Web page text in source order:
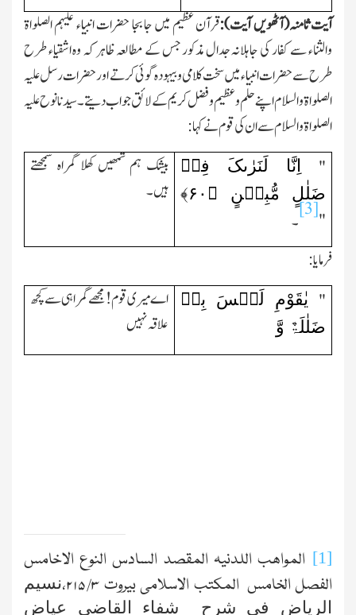
آیت ثامنہ(آٹھویں آیت):قرآن عظیم میں جا بجا حضرات انبیاء علیہم الصلواۃ
والثناء سے کفار کی جاہلانہ جدال مذکور جس کے مطالعہ ظاہر کہ وہ اشقیاء طرح
طرح سے حضرات انبیاء میں سخت کلامی و بیہودہ گوئی کرتے اور حضرات رسل علیہ
الصلواۃ و السلام اپنے حلم و عظیم و فضل کریم کے لائق جواب دیتے۔سیدنا نوح علیہ
الصلواۃ والسلام سے ان کی قوم نے کہا:
"
اِنَّا لَنَرٰىکَ فِیۡ
ضَلٰلٍ مُّبِیۡنٍ ﴿ ۶۰﴾
"
[3]۔
بیشك ہم تمھیں کھلا گمراہ سمجھتے
ہیں۔
فرمایا:
" یٰقَوْمِ لَیۡسَ بِیۡ
ضَلٰلَۃٌ وَّ
اے میری قوم !مجھے گمراہی سے کچھ
علاقہ نہیں
[1] المواھب اللدنیہ المقصد السادس النوع الاخامس
الفصل الخامس المکتب الاسلامی بیروت ۳/ ۲۱۵،
نسیم
الریاض فی شرح شفاء القاضی عیاض